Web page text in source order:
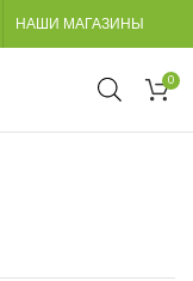
НАШИ МАГАЗИНЫ
0